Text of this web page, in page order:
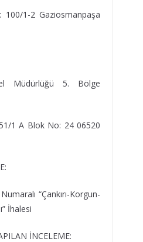
1-2 Gaziosmanpaşa
Müdürlüğü 5. Bölge
1 A Blok No: 24 06520
“Çankırı-Korgun-
İhalesi
İNCELEME: